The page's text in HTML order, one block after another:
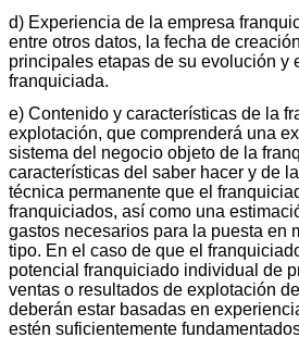
d) Experiencia de la empresa
entre otros datos, la fecha de
principales etapas de su evolución y
franquiciada.
e) Contenido y características de la
explotación, que comprenderá una
sistema del negocio objeto de la
características del saber hacer y de
técnica permanente que el
franquiciados, así como una
gastos necesarios para la puesta en
tipo. En el caso de que el
potencial franquiciado individual de
ventas o resultados de explotación
deberán estar basadas en
estén suficientemente